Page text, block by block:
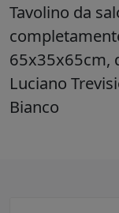
Tavolino da
65x35x65cm,
Luciano
Bianco